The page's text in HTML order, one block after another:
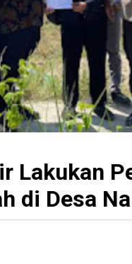
Lakukan
di Desa